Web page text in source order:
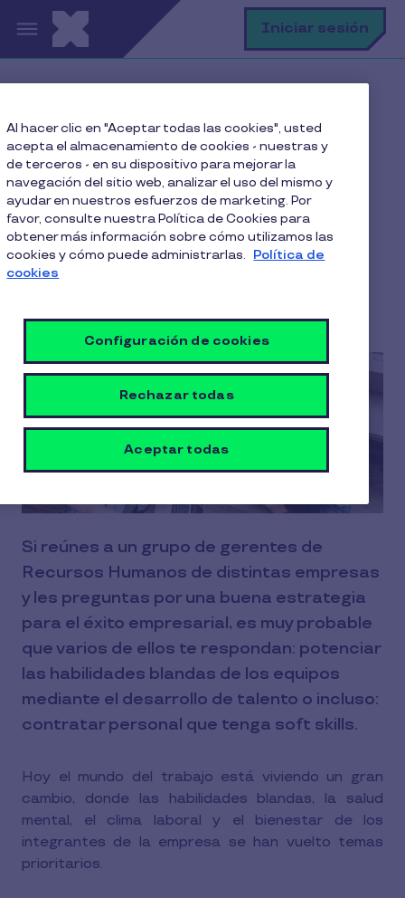
Pasar al contenido principal Iniciar sesión
Habilidades blandas: la nueva tendencia de liderazgo
Habilidades blandas: la
nueva tendencia de
liderazgo
4 Min de Lectura 20 Noviembre 2023
Si reúnes a un grupo de gerentes de
Recursos Humanos de distintas empresas
y les preguntas por una buena estrategia
para el éxito empresarial, es muy probable
que varios de ellos te respondan: potenciar
las habilidades blandas de los equipos
mediante el desarrollo de talento o incluso:
contratar personal que tenga soft skills.
Hoy el mundo del trabajo está viviendo un gran
cambio, donde las habilidades blandas, la salud
mental, el clima laboral y el bienestar de los
integrantes de la empresa se han vuelto temas
prioritarios.
Al hacer clic en "Aceptar todas las cookies", usted
acepta el almacenamiento de cookies - nuestras y
de terceros - en su dispositivo para mejorar la
navegación del sitio web, analizar el uso del mismo y
ayudar en nuestros esfuerzos de marketing. Por
favor, consulte nuestra Política de Cookies para
obtener más información sobre cómo utilizamos las
cookies y cómo puede administrarlas. Política de
cookies
Configuración de cookies
Rechazar todas
Aceptar todas